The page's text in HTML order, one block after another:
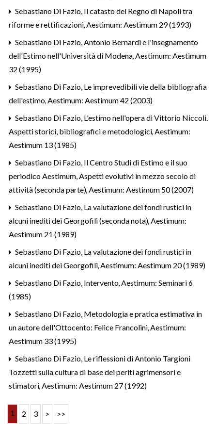
Sebastiano Di Fazio, Il catasto del Regno di Napoli tra
riforme e rettificazioni,Aestimum: Aestimum 29 (1993)
Sebastiano Di Fazio,Antonio Bernardi e l'insegnamento
dell'Estimo nell'Università di Modena,Aestimum: Aestimum
32 (1995)
Sebastiano Di Fazio, Le imprevedibili vie della bibliografia
dell'estimo,Aestimum: Aestimum 42 (2003)
Sebastiano Di Fazio, L'estimo nell'opera di Vittorio Niccoli.
Aspetti storici, bibliografici e metodologici,Aestimum:
Aestimum 13 (1985)
Sebastiano Di Fazio, Il Centro Studi di Estimo e il suo
periodico Aestimum, Aspetti evolutivi in mezzo secolo di
attività (seconda parte),Aestimum: Aestimum 50 (2007)
Sebastiano Di Fazio, La valutazione dei fondi rustici in
alcuni inediti dei Georgofili (seconda nota),Aestimum:
Aestimum 21 (1989)
Sebastiano Di Fazio, La valutazione dei fondi rustici in
alcuni inediti dei Georgofili,Aestimum: Aestimum 20 (1989)
Sebastiano Di Fazio, Intervento,Aestimum: Seminari 6
(1985)
Sebastiano Di Fazio, Metodologia e pratica estimativa in
un autore dell'Ottocento: Felice Francolini,Aestimum:
Aestimum 33 (1995)
Sebastiano Di Fazio, Le riflessioni di Antonio Targioni
Tozzetti sulla cultura di base dei periti agrimensori e
stimatori,Aestimum: Aestimum 27 (1992)
1 2 3 > >>